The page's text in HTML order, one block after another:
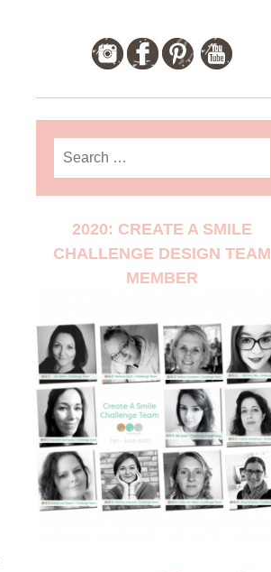
2020: CREATE A SMILE
CHALLENGE DESIGN TEAM
MEMBER